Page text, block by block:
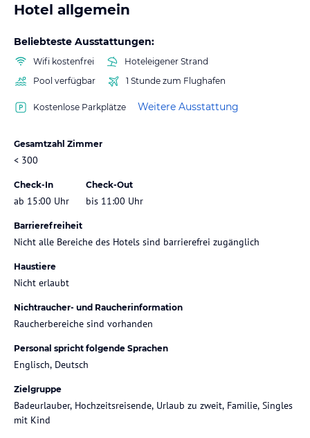
Hotel allgemein
Beliebteste Ausstattungen:
Wifi kostenfrei
Hoteleigener Strand
Pool verfügbar
1 Stunde zum Flughafen
Kostenlose Parkplätze Weitere Ausstattung
Gesamtzahl Zimmer
< 300
Check-In
ab 15:00 Uhr
Check-Out
bis 11:00 Uhr
Barrierefreiheit
Nicht alle Bereiche des Hotels sind barrierefrei zugänglich
Haustiere
Nicht erlaubt
Nichtraucher- und Raucherinformation
Raucherbereiche sind vorhanden
Personal spricht folgende Sprachen
Englisch, Deutsch
Zielgruppe
Badeurlauber, Hochzeitsreisende, Urlaub zu zweit, Familie, Singles
mit Kind